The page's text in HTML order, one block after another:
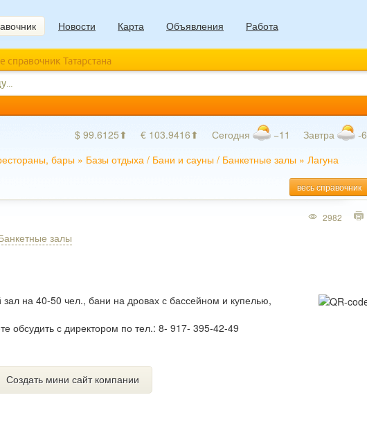
Новости Карта Объявления Работа
справочник Татарстана
$ 99.6125⬆ € 103.9416⬆ Сегодня −11 Завтра -6
бары » Базы отдыха / Бани и сауны / Банкетные залы » Лагуна
весь справочник
залы
на 40-50 чел., бани на дровах с бассейном и купелью,
обсудить с директором по тел.: 8- 917- 395-42-49
Создать мини сайт компании
2982